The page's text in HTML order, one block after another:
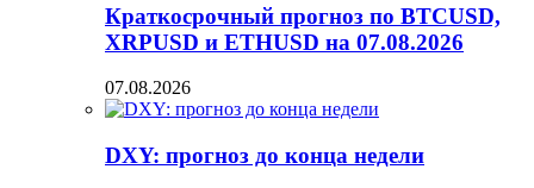
Краткосрочный прогноз по BTCUSD,
XRPUSD и ETHUSD на 07.08.2026
07.08.2026
DXY: прогноз до конца недели